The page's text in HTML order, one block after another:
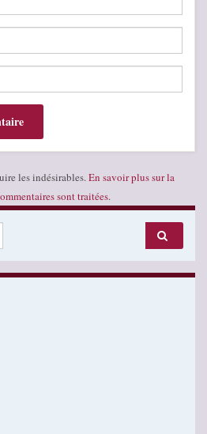
les indésirables. En savoir plus sur la
sont traitées.